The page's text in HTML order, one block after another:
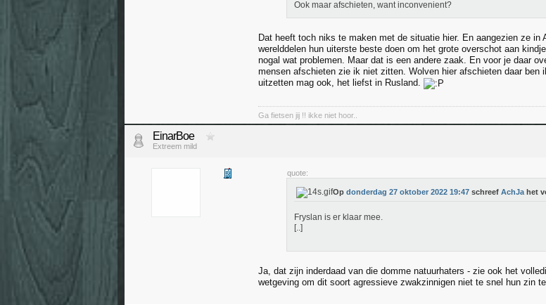
Ook maar afschieten, want inconvenient?
Dat heeft toch niks te maken met de situatie hier. En aangezien ze
werelddelen hun uiterste beste doen om het grote overschot aan
nogal wat problemen. Maar dat is een andere zaak. En voor je daar
mensen afschieten zie ik niet zitten. Wolven hier afschieten daar ben
uitzetten mag ook, het liefst in Rusland.
Ga fietsen jij !! ikke niet hoor..
EinarBoe
Extreem mild
quote:
Op donderdag 27 oktober 2022 19:47 schreef AchJa het
Fryslan is er klaar mee.
[..]
Ja, dat zijn inderdaad van die domme natuurhaters - zie ook het
wetgeving om dit soort agressieve zwakzinnigen niet te snel hun zin